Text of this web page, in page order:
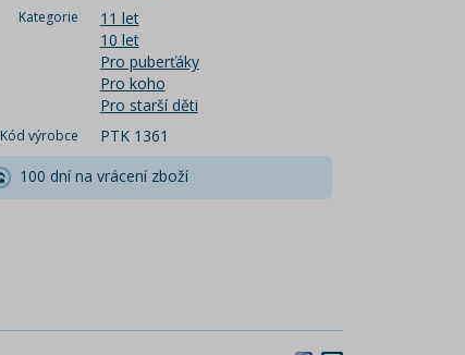
Kategorie
11 let
10 let
Pro puberťáky
Pro koho
Pro starší děti
Kód výrobce
PTK 1361
100 dní na vrácení zboží